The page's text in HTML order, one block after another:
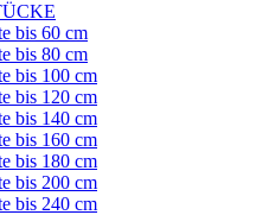
bis 60 cm
bis 80 cm
bis 100 cm
bis 120 cm
bis 140 cm
bis 160 cm
bis 180 cm
bis 200 cm
bis 240 cm